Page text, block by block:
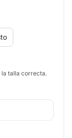
la talla correcta.